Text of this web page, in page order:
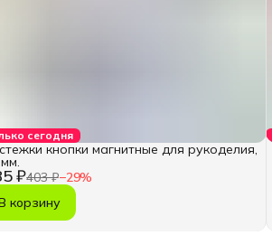
сегодня
₽403 ₽−29%
кнопки магнитные для рукоделия,
корзину